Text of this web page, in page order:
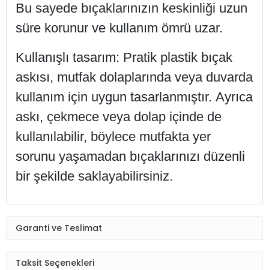
Bu sayede bıçaklarınızın keskinliği uzun
süre korunur ve kullanım ömrü uzar.
Kullanışlı tasarım: Pratik plastik bıçak
askısı, mutfak dolaplarında veya duvarda
kullanım için uygun tasarlanmıştır. Ayrıca
askı, çekmece veya dolap içinde de
kullanılabilir, böylece mutfakta yer
sorunu yaşamadan bıçaklarınızı düzenli
bir şekilde saklayabilirsiniz.
Garanti ve Teslimat
Taksit Seçenekleri